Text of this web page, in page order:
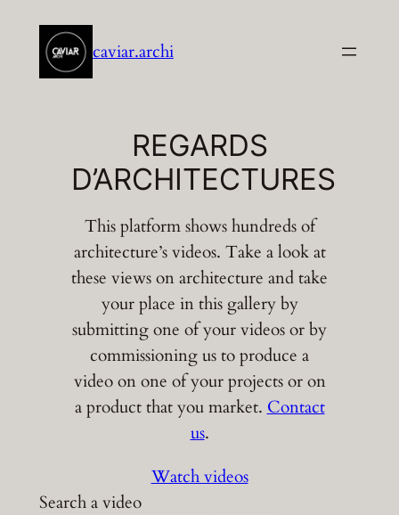
contenu
caviar.archi
REGARDS
D’ARCHITECTURES
This platform shows hundreds of
architecture’s videos. Take a look at
these views on architecture and take
your place in this gallery by
submitting one of your videos or by
commissioning us to produce a
video on one of your projects or on
a product that you market. Contact
us.
Watch videos
Search a video